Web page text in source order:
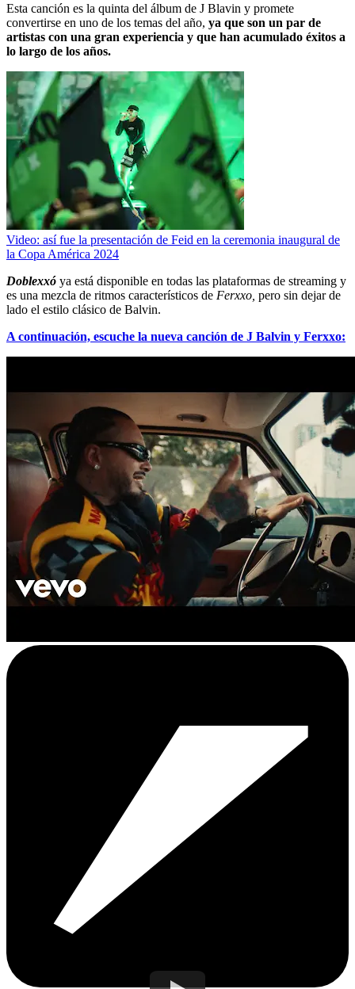
Esta canción es la quinta del álbum de J Blavin y promete
convertirse en uno de los temas del año, ya que son un par de
artistas con una gran experiencia y que han acumulado éxitos a
lo largo de los años.
Video: así fue la presentación de Feid en la ceremonia inaugural de
la Copa América 2024
Doblexxó ya está disponible en todas las plataformas de streaming y
es una mezcla de ritmos característicos de Ferxxo, pero sin dejar de
lado el estilo clásico de Balvin.
A continuación, escuche la nueva canción de J Balvin y Ferxxo: